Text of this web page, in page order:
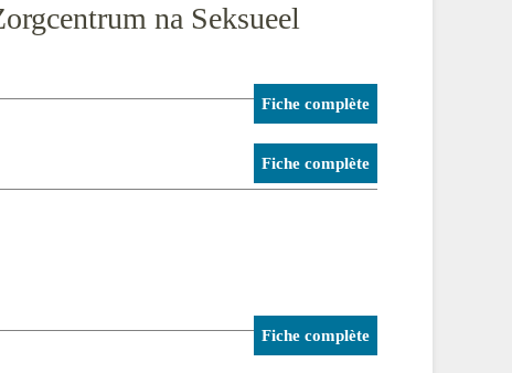
na Seksueel
Fiche complète
Fiche complète
Fiche complète